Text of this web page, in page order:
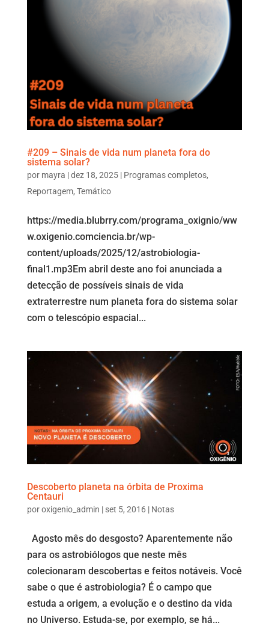
#209 – Sinais de vida num planeta fora do
sistema solar?
por mayra |dez 18, 2025| Programas completos,
Reportagem, Temático
https://media.blubrry.com/programa_oxignio/ww
w.oxigenio.comciencia.br/wp-
content/uploads/2025/12/astrobiologia-
final1.mp3Em abril deste ano foi anunciada a
detecção de possíveis sinais de vida
extraterrestre num planeta fora do sistema solar
com o telescópio espacial...
Descoberto planeta na órbita de Proxima
Centauri
poroxigenio_admin | set 5, 2016| Notas
Agosto mês do desgosto? Aparentemente não
para os astrobiólogos que neste mês
colecionaram descobertas e feitos notáveis. Você
sabe o que é astrobiologia? É o campo que
estuda a origem, a evolução e o destino da vida
no Universo. Estuda-se, por exemplo, se há...